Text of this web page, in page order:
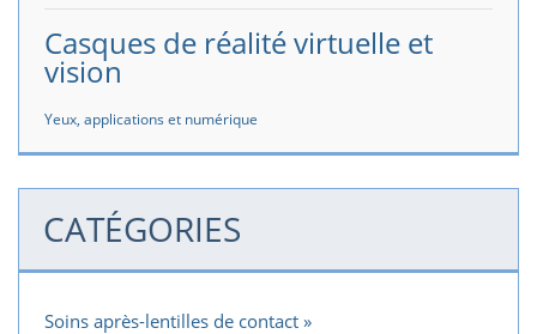
Casques de réalité virtuelle et
vision
Yeux, applications et numérique
CATÉGORIES
Soins après-lentilles de contact